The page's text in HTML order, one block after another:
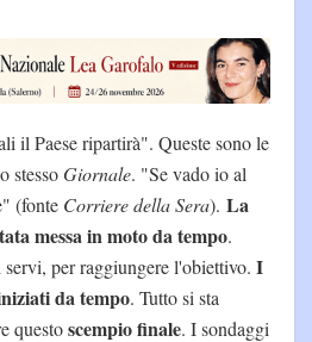
il Paese ripartirà". Queste sono le
stessoGiornale. "Se vado io al
(fonte Corriere della Sera). La
messa in moto da tempo.
per raggiungere l'obiettivo. I
da tempo. Tutto si sta
questoscempio finale. I sondaggi